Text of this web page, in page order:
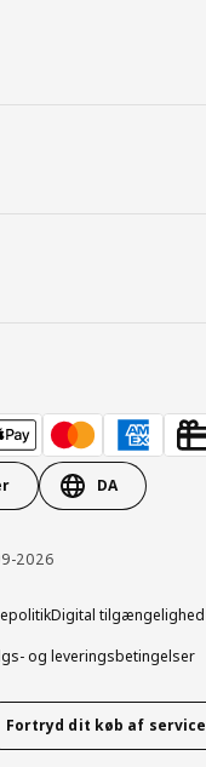
DA
2026
Digital tilgængelighed
og leveringsbetingelser
Fortryd dit køb af service